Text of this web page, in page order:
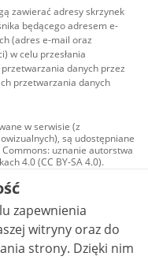
zawierać adresy skrzynek
będącego adresem e-
(adres e-mail oraz
w celu przesłania
przetwarzania danych przez
przetwarzania danych
w serwisie (z
są udostępniane
uznanie autorstwa
4.0 (CC BY-SA 4.0).
w tym zdjęcia, materiały
na licencji typu
autorstwa użycie
zależnych 4.0 (CC BY-
stwierdzone inaczej.
zapewnienia
witryny oraz do
Dzięki nim